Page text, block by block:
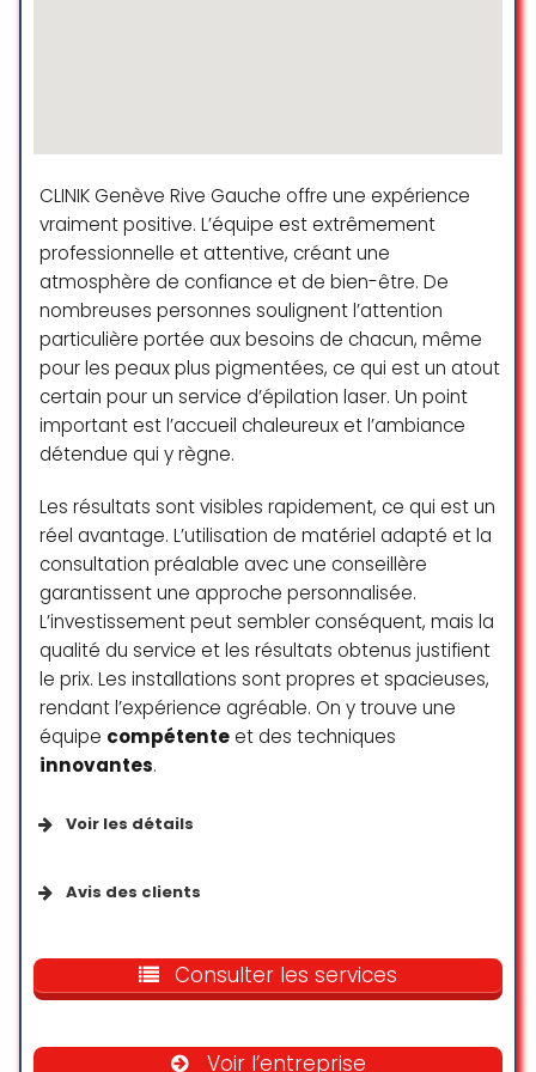
nora
☆ 5/5
Un immense merci pour ce service
et pour ce magnifique lissage à la
kératine !
L’accueil dans ce salon était très
chaleureux et professionnel
Je recommande le lissage à la
kératine le résultat dépasse toutes
mes attentes , mes cheveux sont
lisses. Elles sont non seulement
très professionnelles , mais aussi à
l’écoute et super sympa.
Je recommande les yeux fermés !
Et merci encore pour ce résultat
incroyable.
noemie Maillard
Have found the salon based on the
Super well done cut and styling. Set
all the praise:)
☆ 5/5
CLINIK Genève Rive Gauche offre une expérience
vraiment positive. L’équipe est extrêmement
professionnelle et attentive, créant une
atmosphère de confiance et de bien-être. De
nombreuses personnes soulignent l’attention
particulière portée aux besoins de chacun, même
pour les peaux plus pigmentées, ce qui est un atout
certain pour un service d’épilation laser. Un point
important est l’accueil chaleureux et l’ambiance
détendue qui y règne.
Les résultats sont visibles rapidement, ce qui est un
réel avantage. L’utilisation de matériel adapté et la
consultation préalable avec une conseillère
garantissent une approche personnalisée.
L’investissement peut sembler conséquent, mais la
qualité du service et les résultats obtenus justifient
le prix. Les installations sont propres et spacieuses,
rendant l’expérience agréable. On y trouve une
équipe compétente et des techniques
innovantes.
Voir les détails
Avis des clients
séances sur 5 sur les aisselles et
sur mes parties intimes, et
Consulter les services
Voir l’entreprise